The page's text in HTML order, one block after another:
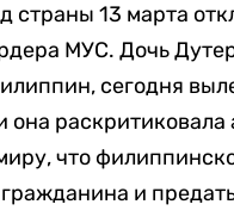
страны 13 марта
МУС. Дочь
сегодня
раскритиковала
что
и